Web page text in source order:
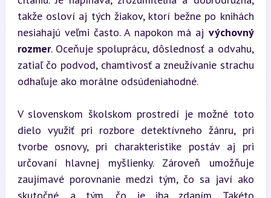
takže osloví aj tých žiakov, ktorí bežne po knihách
nesiahajú veľmi často. A napokon má aj výchovný
rozmer. Oceňuje spoluprácu, dôslednosť a odvahu,
zatiaľ čo podvod, chamtivosť a zneužívanie strachu
odhaľuje ako morálne odsúdeniahodné.
V slovenskom školskom prostredí je možné toto
dielo využiť pri rozbore detektívneho žánru, pri
tvorbe osnovy, pri charakteristike postáv aj pri
určovaní hlavnej myšlienky. Zároveň umožňuje
zaujímavé porovnanie medzi tým, čo sa javí ako